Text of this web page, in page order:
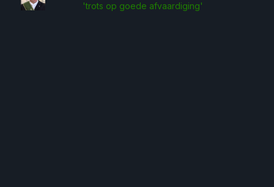
'trots op goede afvaardiging'